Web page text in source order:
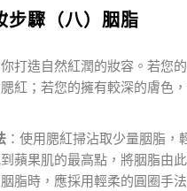
步驟（八）胭脂
打造自然紅潤的妝容。若您
紅；若您的擁有較深的膚色
：使用腮紅掃沾取少量胭脂，
蘋果肌的最高點，將胭脂由
脂時，應採用輕柔的圓圈手